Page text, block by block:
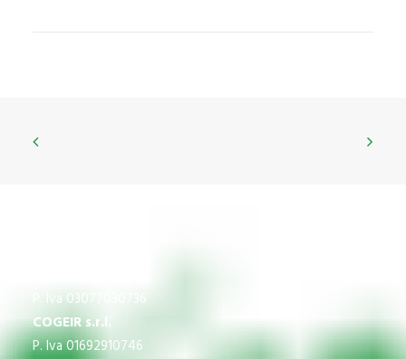
P. Iva 03077030736
COGEIR s.r.l.
P. Iva 01692910746